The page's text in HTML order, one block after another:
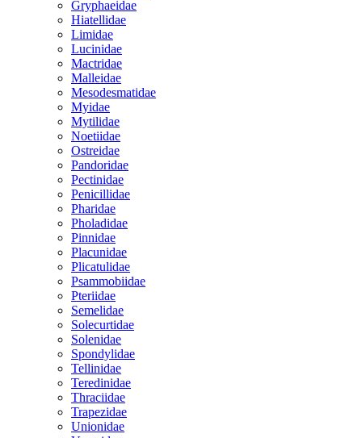
Gryphaeidae
Hiatellidae
Limidae
Lucinidae
Mactridae
Malleidae
Mesodesmatidae
Myidae
Mytilidae
Noetiidae
Ostreidae
Pandoridae
Pectinidae
Penicillidae
Pharidae
Pholadidae
Pinnidae
Placunidae
Plicatulidae
Psammobiidae
Pteriidae
Semelidae
Solecurtidae
Solenidae
Spondylidae
Tellinidae
Teredinidae
Thraciidae
Trapezidae
Unionidae